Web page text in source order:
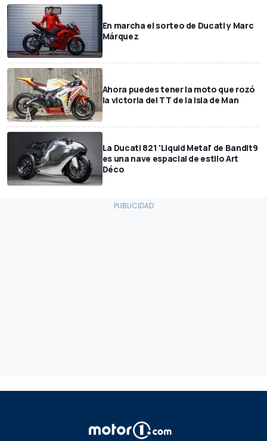
En marcha el sorteo de Ducati y Marc
Márquez
Ahora puedes tener la moto que rozó
la victoria del TT de la Isla de Man
La Ducati 821 'Liquid Metal' de Bandit9
es una nave espacial de estilo Art
Déco